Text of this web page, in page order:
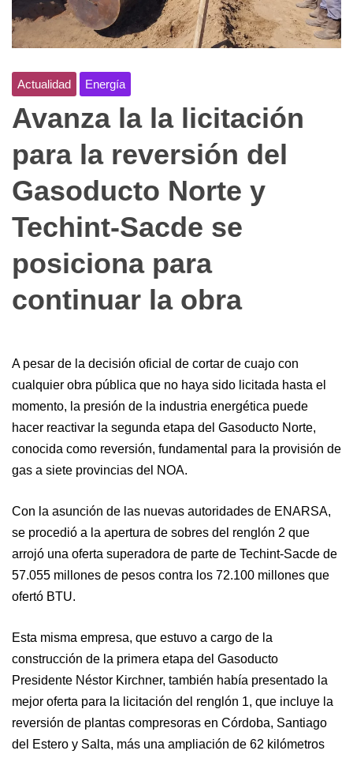
Actualidad Energía
Avanza la la licitación
para la reversión del
Gasoducto Norte y
Techint-Sacde se
posiciona para
continuar la obra
A pesar de la decisión oficial de cortar de cuajo con
cualquier obra pública que no haya sido licitada hasta el
momento, la presión de la industria energética puede
hacer reactivar la segunda etapa del Gasoducto Norte,
conocida como reversión, fundamental para la provisión de
gas a siete provincias del NOA.
Con la asunción de las nuevas autoridades de ENARSA,
se procedió a la apertura de sobres del renglón 2 que
arrojó una oferta superadora de parte de Techint-Sacde de
57.055 millones de pesos contra los 72.100 millones que
ofertó BTU.
Esta misma empresa, que estuvo a cargo de la
construcción de la primera etapa del Gasoducto
Presidente Néstor Kirchner, también había presentado la
mejor oferta para la licitación del renglón 1, que incluye la
reversión de plantas compresoras en Córdoba, Santiago
del Estero y Salta, más una ampliación de 62 kilómetros